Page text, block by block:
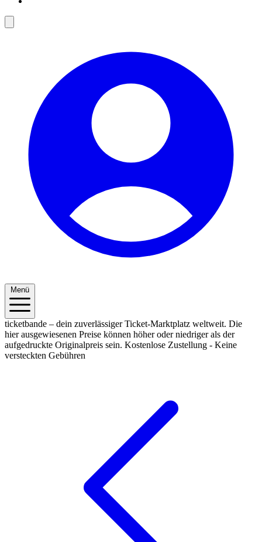
Menü
ticketbande – dein zuverlässiger Ticket-Marktplatz weltweit. Die
hier ausgewiesenen Preise können höher oder niedriger als der
aufgedruckte Originalpreis sein. Kostenlose Zustellung - Keine
versteckten Gebühren